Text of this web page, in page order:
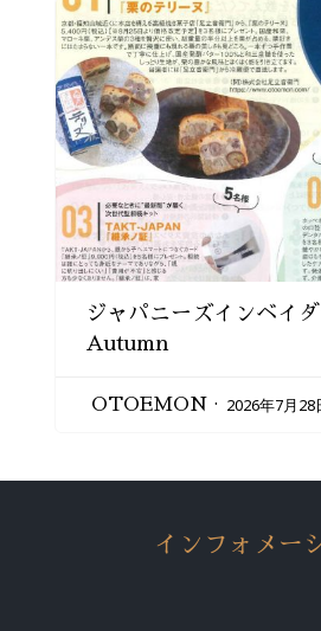
ジャパニーズインベイ
Autumn
OTOEMON 2026年7月28
インフォメー